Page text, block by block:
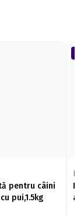
pentru câini
pui,1.5kg